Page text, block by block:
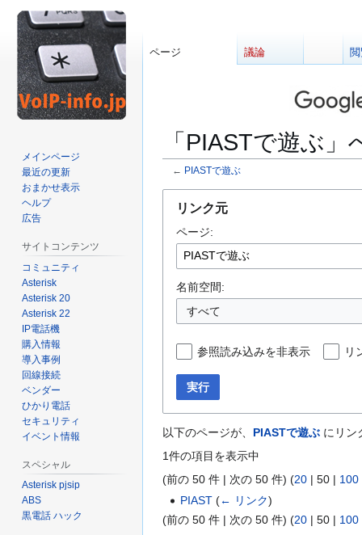
「PIASTで遊ぶ
← PIASTで遊ぶ
リンク元
ページ:
名前空間:
すべて
参照読み込みを非表示 リ
実行
以下のページが、 PIASTで遊ぶ にリン
1件の項目を表示中
(前の 50 件 | 次の 50 件) (20 | 50 | 100
PIAST (← リンク)
(前の 50 件 | 次の 50 件) (20 | 50 | 100
ページ 議論
メインページ
最近の更新
おまかせ表示
ヘルプ
広告
サイトコンテンツ
コミュニティ
Asterisk
Asterisk 20
Asterisk 22
IP電話機
購入情報
導入事例
回線接続
ベンダー
ひかり電話
セキュリティ
イベント情報
スペシャル
Asterisk pjsip
ABS
黒電話 ハック